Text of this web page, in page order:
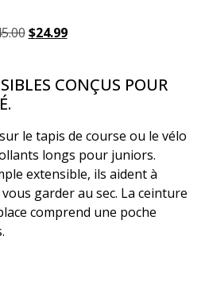
$24.99
CONÇUS POUR
le tapis de course ou le vélo
longs pour juniors.
extensible, ils aident à
garder au sec. La ceinture
comprend une poche